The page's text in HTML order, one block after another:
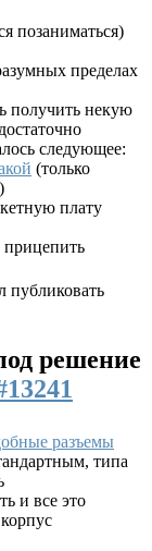
позаниматься)
пределах
получить некую
следующее:
(только
плату
прицепить
публиковать
решение
разъемы
типа
и все это